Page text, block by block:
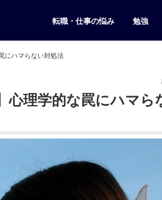
転職・仕事の悩み 勉強
にハマらない対処法
心理学的な罠にハマら